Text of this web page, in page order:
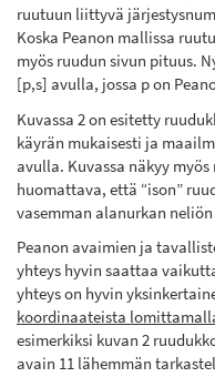
ruutuun liittyvä
Koska Peanon mallissa
myös ruudun sivun pituus.
[p,s] avulla, jossa p on
Kuvassa 2 on esitetty
käyrän mukaisesti ja
avulla. Kuvassa näkyy
huomattava, että “ison”
vasemman alanurkan
Peanon avaimien ja
yhteys hyvin saattaa
yhteys on hyvin
koordinaateista
esimerkiksi kuvan 2
avain 11 lähemmän